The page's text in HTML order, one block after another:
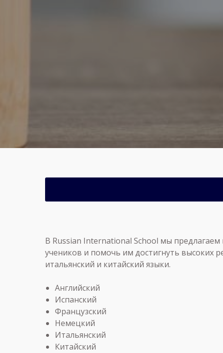
В Russian International School мы
учеников и помочь им достигнуть высоких
итальянский и китайский языки.
Английский
Испанский
Французский
Немецкий
Итальянский
Китайский